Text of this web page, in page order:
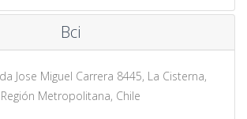
Bci
Jose Miguel Carrera 8445, La Cisterna,
Región Metropolitana, Chile